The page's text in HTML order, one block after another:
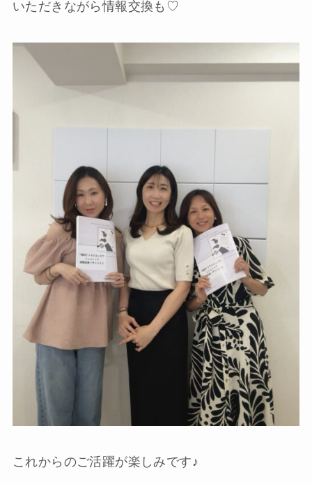
いただきながら情報交換も♡
これからのご活躍が楽しみです♪